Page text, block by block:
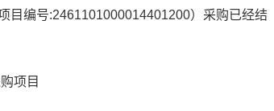
项目编号:2461101000014401200）采购已经结
项目